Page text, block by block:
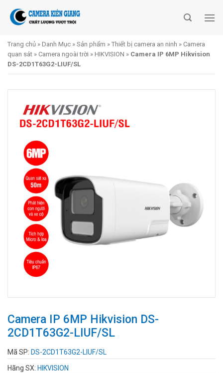
Trang chủ » Danh Mục » Sản phẩm » Thiết bị camera an ninh » Camera
quan sát » Camera ngoài trời » HIKVISION » Camera IP 6MP Hikvision
DS-2CD1T63G2-LIUF/SL
Camera IP 6MP Hikvision DS-
2CD1T63G2-LIUF/SL
Mã SP: DS-2CD1T63G2-LIUF/SL
Hãng SX: HIKVISION